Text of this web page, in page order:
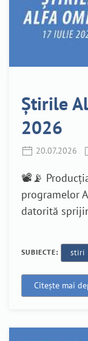
Știrile
2026
20.07.2026
📽️📡
programelor
datorită
SUBIECTE: stiri
Citește mai